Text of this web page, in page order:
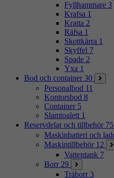
Fyllhammare 3
Krafsa 1
Kratta 2
Räfsa 1
Skottkärra 1
Skyffel 7
Spade 2
Yxa 1
Bod och container 30
Personalbod 11
Kontorsbod 8
Container 5
Slamtoalett 1
Reservdelar och tillbehör 75
Maskinbatteri och
Maskintillbehör 12
Vattentank 7
Borr 29
Träborr 3